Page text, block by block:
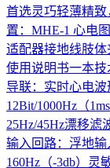
首选灵巧轻薄精
置：MHE-1 心电
适配器接地线肢
使用说明书一本
导联：实时心电波
12Bit/1000Hz（
25Hz/45Hz漂移滤
输入回路：浮地
160Hz（-3db）灵